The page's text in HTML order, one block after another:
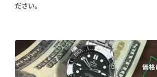
ださい。